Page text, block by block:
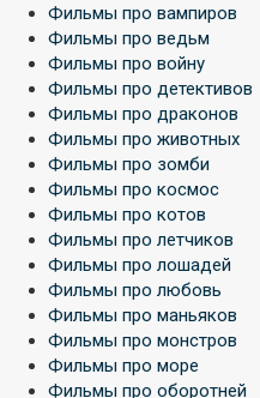
Фильмы про вампиров
Фильмы про ведьм
Фильмы про войну
Фильмы про детективов
Фильмы про драконов
Фильмы про животных
Фильмы про зомби
Фильмы про космос
Фильмы про котов
Фильмы про летчиков
Фильмы про лошадей
Фильмы про любовь
Фильмы про маньяков
Фильмы про монстров
Фильмы про море
Фильмы про оборотней